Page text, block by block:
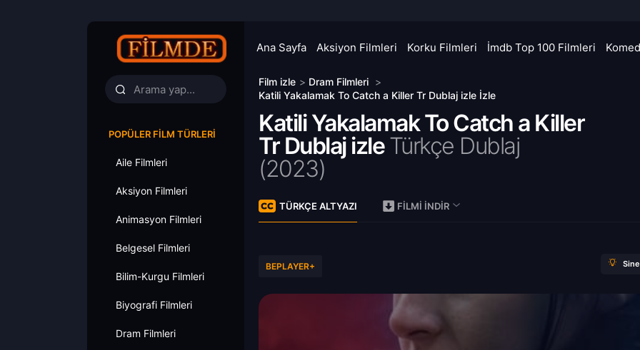
Ana Sayfa Aksiyon Filmleri Korku Filmleri İmdb Top 100 Filmleri
POPÜLER FILM TÜRLERI
Aile Filmleri
Aksiyon Filmleri
Animasyon Filmleri
Belgesel Filmleri
Bilim-Kurgu Filmleri
Biyografi Filmleri
Dram Filmleri
Film izle > Dram Filmleri >
Katili Yakalamak To Catch a Killer Tr Dublaj izle İzle
Katili Yakalamak To Catch a Killer
Tr Dublaj izleTürkçe Dublaj
(2023)
TÜRKÇE ALTYAZI FILMI İNDIR
BEPLAYER+